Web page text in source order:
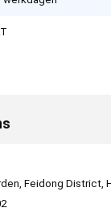
Feidong District,